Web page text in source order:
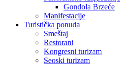
Gondola Brzeće
Manifestacije
Turistička ponuda
Smeštaj
Restorani
Kongresni turizam
Seoski turizam